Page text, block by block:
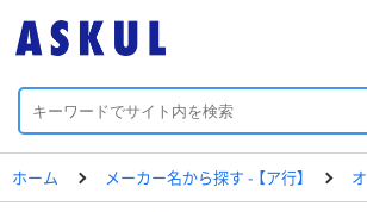
ホーム メーカー名から探す - 【ア行】 オ